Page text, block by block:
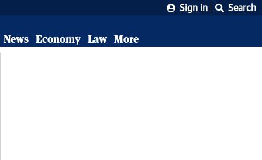
Sign in Search
News Economy Law More